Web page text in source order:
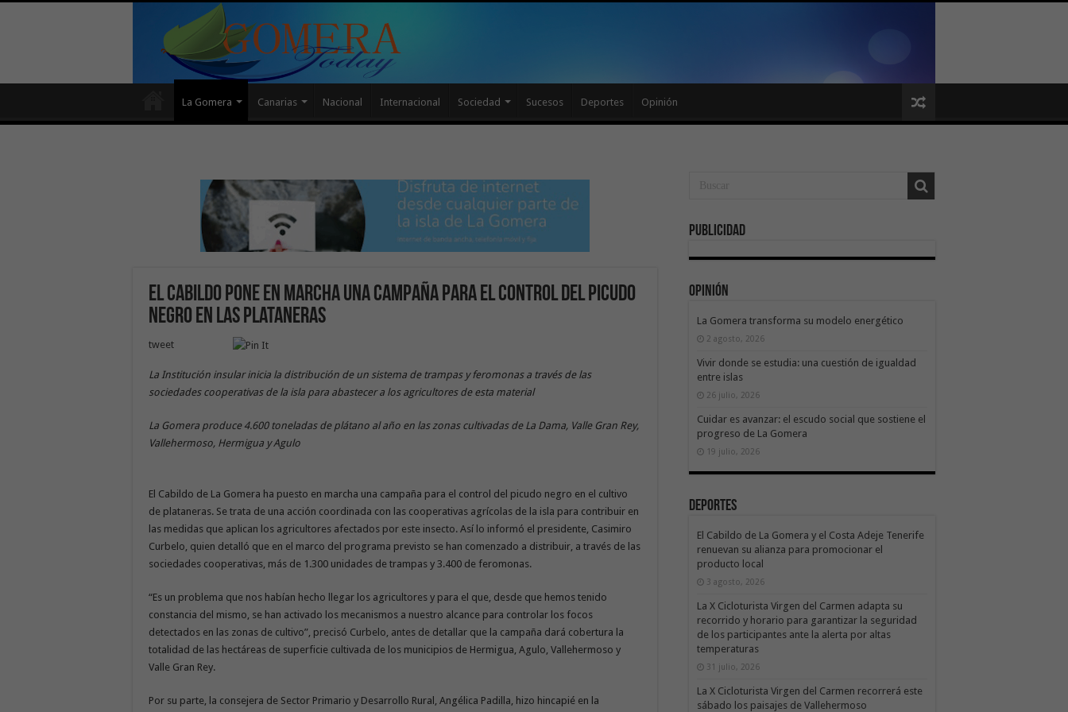
La Gomera Canarias Nacional Internacional Sociedad Sucesos Deportes Opinión
El Cabildo pone en marcha una campaña para el control del picudo
negro en las plataneras
tweet
La Institución insular inicia la distribución de un sistema de trampas y feromonas a través de las
sociedades cooperativas de la isla para abastecer a los agricultores de esta material
La Gomera produce 4.600 toneladas de plátano al año en las zonas cultivadas de La Dama, Valle Gran Rey,
Vallehermoso, Hermigua y Agulo
El Cabildo de La Gomera ha puesto en marcha una campaña para el control del picudo negro en el cultivo
de plataneras. Se trata de una acción coordinada con las cooperativas agrícolas de la isla para contribuir en
las medidas que aplican los agricultores afectados por este insecto. Así lo informó el presidente, Casimiro
Curbelo, quien detalló que en el marco del programa previsto se han comenzado a distribuir, a través de las
sociedades cooperativas, más de 1.300 unidades de trampas y 3.400 de feromonas.
“Es un problema que nos habían hecho llegar los agricultores y para el que, desde que hemos tenido
constancia del mismo, se han activado los mecanismos a nuestro alcance para controlar los focos
detectados en las zonas de cultivo”, precisó Curbelo, antes de detallar que la campaña dará cobertura la
totalidad de las hectáreas de superficie cultivada de los municipios de Hermigua, Agulo, Vallehermoso y
Valle Gran Rey.
Por su parte, la consejera de Sector Primario y Desarrollo Rural, Angélica Padilla, hizo hincapié en la
Publicidad
Opinión
La Gomera transforma su modelo energético
2 agosto, 2026
Vivir donde se estudia: una cuestión de igualdad
entre islas
26 julio, 2026
Cuidar es avanzar: el escudo social que sostiene el
progreso de La Gomera
19 julio, 2026
Deportes
El Cabildo de La Gomera y el Costa Adeje Tenerife
renuevan su alianza para promocionar el
producto local
3 agosto, 2026
La X Cicloturista Virgen del Carmen adapta su
recorrido y horario para garantizar la seguridad
de los participantes ante la alerta por altas
temperaturas
31 julio, 2026
La X Cicloturista Virgen del Carmen recorrerá este
sábado los paisajes de Vallehermoso